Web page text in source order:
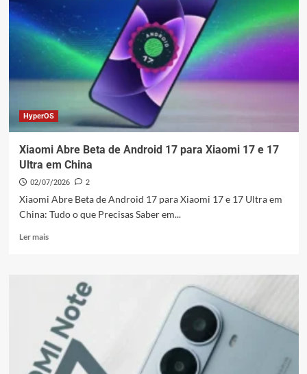
Ultra:
Lei
Jun
Explica
as
HyperOS
Xiaomi Abre Beta de Android 17 para Xiaomi 17 e 17
Ultra em China
02/07/2026 2
Xiaomi Abre Beta de Android 17 para Xiaomi 17 e 17 Ultra em
China: Tudo o que Precisas Saber em...
Ler maisLeia
Android
17
para
Xiaomi